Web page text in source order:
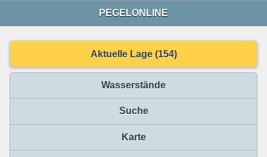
PEGELONLINE
Aktuelle Lage (154)
Wasserstände
Suche
Karte